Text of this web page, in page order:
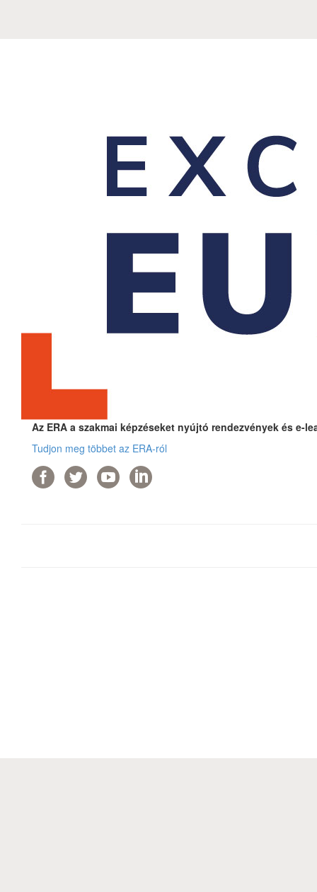
Az ERA a szakmai képzéseket nyújtó rendezvények és
Tudjon meg többet az ERA-ról